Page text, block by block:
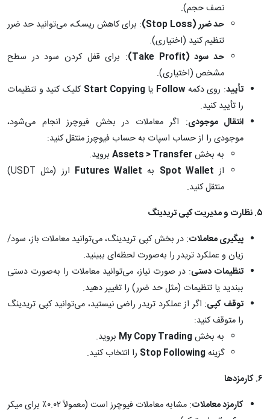
نصف حجم).
حد ضرر(Stop Loss)
: برای کاهش ریسک، می‌توانید حد ضرر
تنظیم کنید (اختیاری).
حد سود(Take Profit)
: برای قفل کردن سود در سطح
مشخص (اختیاری).
تأیید: روی دکمهFollow یاStart Copying کلیک کنید و تنظیمات
را تأیید کنید.
انتقال موجودی: اگر معاملات در بخش فیوچرز انجام می‌شود،
موجودی را از حساب اسپات به حساب فیوچرز منتقل کنید:
به بخشAssets > Transfer بروید.
از Spot Wallet به Futures Wallet
ارز (مثل USDT)
منتقل کنید.
۵.نظارت و مدیریت کپی تریدینگ
پیگیری معاملات: در بخش کپی تریدینگ، می‌توانید معاملات باز، سود/
زیان و عملکرد تریدر را به‌صورت لحظه‌ای ببینید.
تنظیمات دستی: در صورت نیاز، می‌توانید معاملات را به‌صورت دستی
ببندید یا تنظیمات (مثل حد ضرر) را تغییر دهید.
توقف کپی: اگر از عملکرد تریدر راضی نیستید، می‌توانید کپی تریدینگ
را متوقف کنید:
به بخشMy Copy Trading بروید.
گزینهStop Following را انتخاب کنید.
۶.کارمزدها
کارمزد معاملات
: مشابه معاملات فیوچرز است (معمولاً ۰.۰۲٪ برای میکر